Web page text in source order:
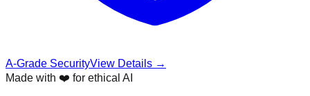
A-Grade SecurityView Details →
Made with ❤️ for ethical AI